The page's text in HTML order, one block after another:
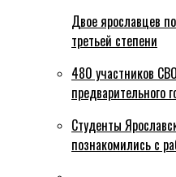
Двое ярославцев
третьей степени
480 участников
предварительного
Студенты
познакомились с